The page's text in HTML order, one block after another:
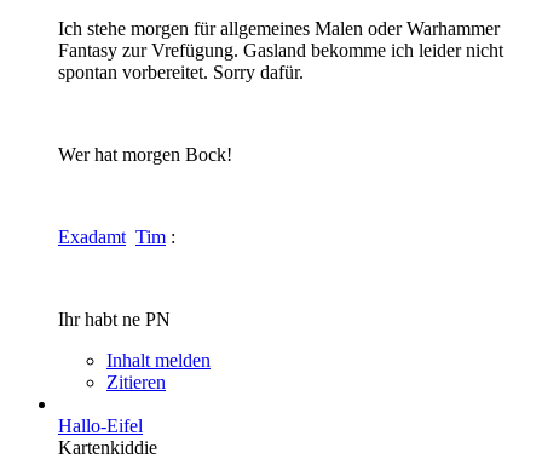
Ich stehe morgen für allgemeines Malen oder Warhammer
Fantasy zur Vrefügung. Gasland bekomme ich leider nicht
spontan vorbereitet. Sorry dafür.
Wer hat morgen Bock!
Exadamt Tim :
Ihr habt ne PN
Inhalt melden
Zitieren
Hallo-Eifel
Kartenkiddie